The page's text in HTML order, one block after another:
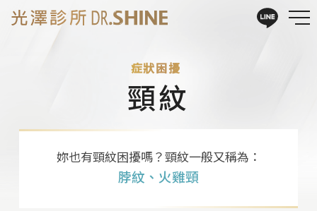
症狀困擾
頸紋
妳也有頸紋困擾嗎？頸紋一般又稱為：
脖紋、火雞頸